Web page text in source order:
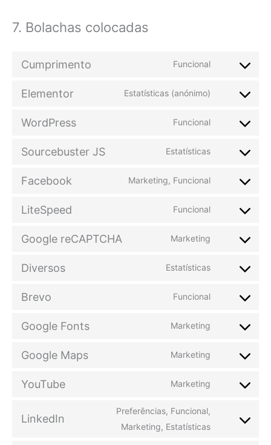
7. Bolachas colocadas
Cumprimento Funcional
Elementor Estatísticas (anónimo)
WordPress Funcional
Sourcebuster JS Estatísticas
Facebook Marketing, Funcional
LiteSpeed Funcional
Google reCAPTCHA Marketing
Diversos Estatísticas
Brevo Funcional
Google Fonts Marketing
Google Maps Marketing
YouTube Marketing
LinkedIn
Preferências, Funcional,
Marketing, Estatísticas